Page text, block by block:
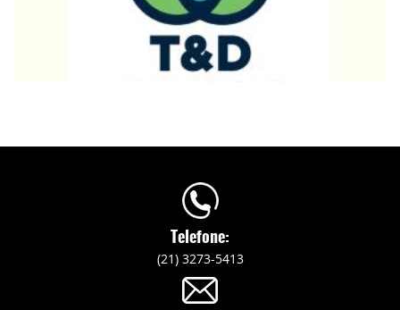
Telefone:
(21) 3273-5413